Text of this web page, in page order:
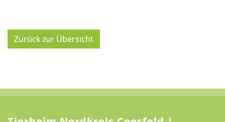
Zurück zur Übersicht